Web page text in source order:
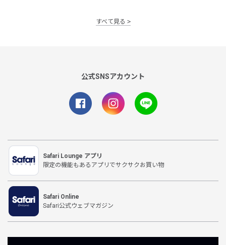
すべて見る
公式SNSアカウント
Safari Lounge アプリ
限定の機能もあるアプリでサクサクお買い物
Safari Online
Safari公式ウェブマガジン